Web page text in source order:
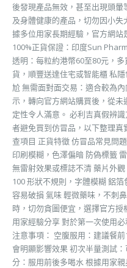
後發現產品無效，甚至出現頭
及身體健康的產品，切勿因小失
據多位用家長期經驗，官方網站
100%正貨保證：印度Sun
透明：每粒約港幣60至80元，
貨，順豐送達住宅或智能櫃 私
尬 無需面對面交易：適合較為
示，轉向官方網站購買後，從
定性令人滿意。 必利吉真假辨
者避免買到仿冒品，以下整理
查項目 正貨特徵 仿冒品常見問
印刷模糊，色澤偏暗 防偽標籤
無雷射效果或標誌不清 藥片外
100 形狀不規則，字體模糊 鋁
容易破損 氣味 輕微藥味，不刺
時，切勿貪圖便宜，選擇官方授
用家經驗分享 對於第一次使用
注意事項： 空腹服用：建議餐
會明顯影響效果 初次半量測試
分：服用前後多喝水 根據用家